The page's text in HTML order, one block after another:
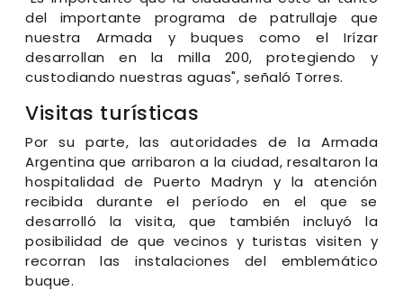
del importante programa de patrullaje que
nuestra Armada y buques como el Irízar
desarrollan en la milla 200, protegiendo y
custodiando nuestras aguas", señaló Torres.
Visitas turísticas
Por su parte, las autoridades de la Armada
Argentina que arribaron a la ciudad, resaltaron la
hospitalidad de Puerto Madryn y la atención
recibida durante el período en el que se
desarrolló la visita, que también incluyó la
posibilidad de que vecinos y turistas visiten y
recorran las instalaciones del emblemático
buque.